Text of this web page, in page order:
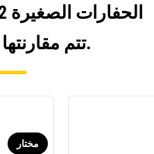
تتم مقارنتها بشكل متكرر.
مختار